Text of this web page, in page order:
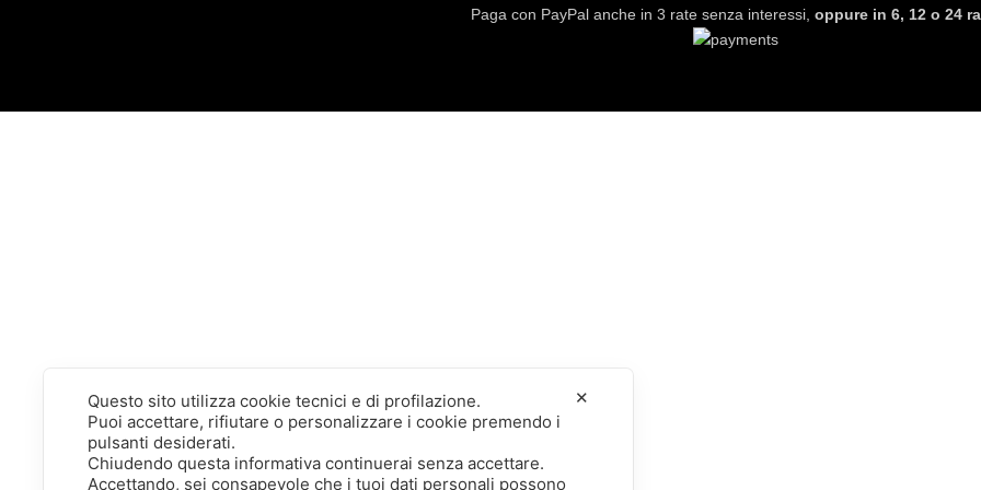
Paga con PayPal anche in 3 rate senza interessi, oppure in 6, 12 o 24
✕
Questo sito utilizza cookie tecnici e di profilazione.
Puoi accettare, rifiutare o personalizzare i cookie premendo i
pulsanti desiderati.
Chiudendo questa informativa continuerai senza accettare.
Accettando, sei consapevole che i tuoi dati personali possono